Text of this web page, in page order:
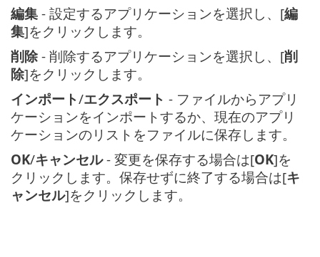
編集 - 設定するアプリケーションを選択し、[編
集]をクリックします。
削除 - 削除するアプリケーションを選択し、[削
除]をクリックします。
インポート/エクスポート - ファイルからアプリ
ケーションをインポートするか、現在のアプリ
ケーションのリストをファイルに保存します。
OK/キャンセル- 変更を保存する場合は[OK]を
クリックします。保存せずに終了する場合は[キ
ャンセル]をクリックします。